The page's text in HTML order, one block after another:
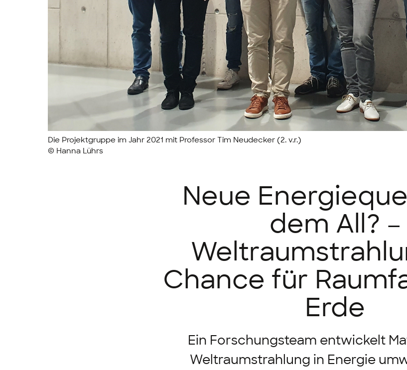
Die Projektgruppe im Jahr 2021 mit Professor Tim Neudecker (2. v.r.)
© Hanna Lührs
Neue
dem All? –
Chance für
Erde
Ein Forschungsteam entwickelt
Weltraumstrahlung in Energie